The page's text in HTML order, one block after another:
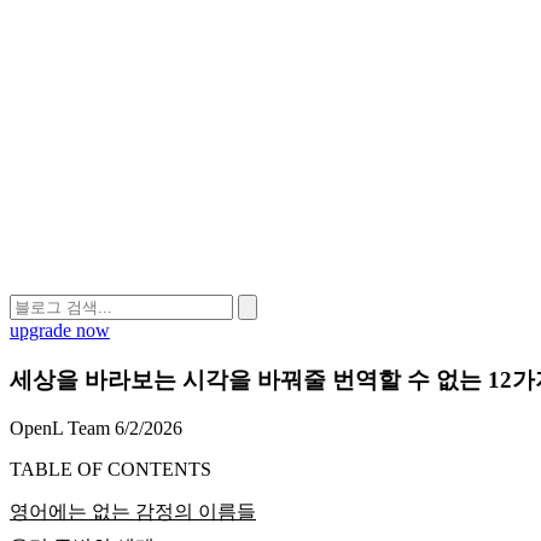
upgrade now
세상을 바라보는 시각을 바꿔줄 번역할 수 없는 12가
OpenL Team 6/2/2026
TABLE OF CONTENTS
영어에는 없는 감정의 이름들